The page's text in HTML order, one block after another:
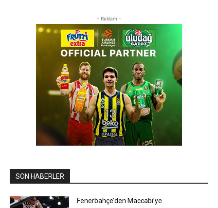
- Reklam -
SON HABERLER
Fenerbahçe’den Maccabi’ye